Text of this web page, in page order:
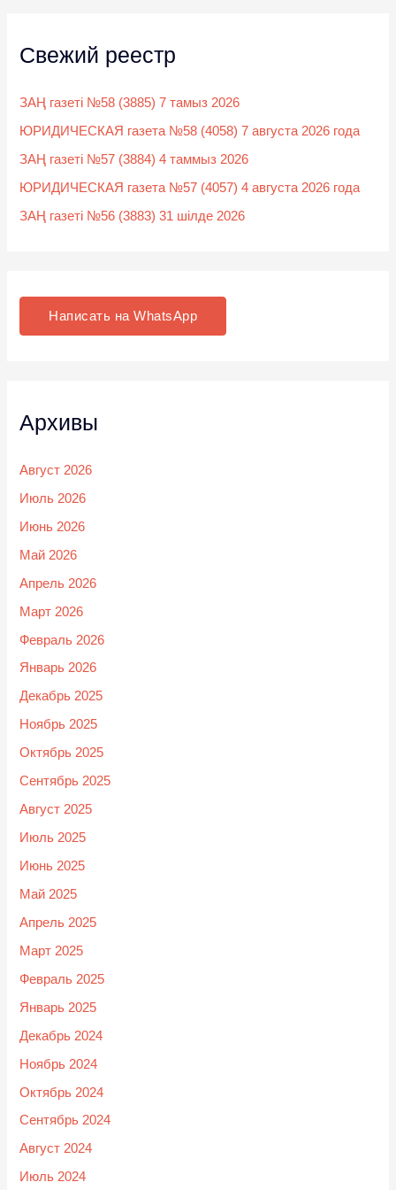
Свежий реестр
ЗАҢ газеті №58 (3885) 7 тамыз 2026
ЮРИДИЧЕСКАЯ газета №58 (4058) 7 августа 2026 года
ЗАҢ газеті №57 (3884) 4 таммыз 2026
ЮРИДИЧЕСКАЯ газета №57 (4057) 4 августа 2026 года
ЗАҢ газеті №56 (3883) 31 шілде 2026
Написать на WhatsApp
Архивы
Август 2026
Июль 2026
Июнь 2026
Май 2026
Апрель 2026
Март 2026
Февраль 2026
Январь 2026
Декабрь 2025
Ноябрь 2025
Октябрь 2025
Сентябрь 2025
Август 2025
Июль 2025
Июнь 2025
Май 2025
Апрель 2025
Март 2025
Февраль 2025
Январь 2025
Декабрь 2024
Ноябрь 2024
Октябрь 2024
Сентябрь 2024
Август 2024
Июль 2024